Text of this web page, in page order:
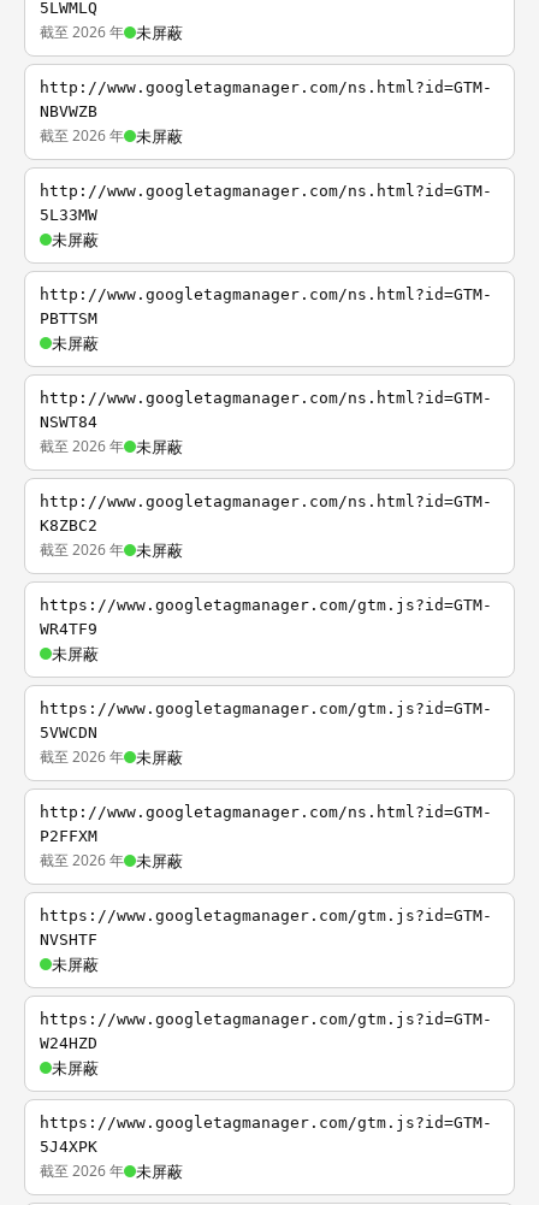
5LWMLQ
截至 2026 年 未屏蔽
http://www.googletagmanager.com/ns.html?id=GTM-
NBVWZB
截至 2026 年 未屏蔽
http://www.googletagmanager.com/ns.html?id=GTM-
5L33MW
未屏蔽
http://www.googletagmanager.com/ns.html?id=GTM-
PBTTSM
未屏蔽
http://www.googletagmanager.com/ns.html?id=GTM-
NSWT84
截至 2026 年 未屏蔽
http://www.googletagmanager.com/ns.html?id=GTM-
K8ZBC2
截至 2026 年 未屏蔽
https://www.googletagmanager.com/gtm.js?id=GTM-
WR4TF9
未屏蔽
https://www.googletagmanager.com/gtm.js?id=GTM-
5VWCDN
截至 2026 年 未屏蔽
http://www.googletagmanager.com/ns.html?id=GTM-
P2FFXM
截至 2026 年 未屏蔽
https://www.googletagmanager.com/gtm.js?id=GTM-
NVSHTF
未屏蔽
https://www.googletagmanager.com/gtm.js?id=GTM-
W24HZD
未屏蔽
https://www.googletagmanager.com/gtm.js?id=GTM-
5J4XPK
截至 2026 年 未屏蔽